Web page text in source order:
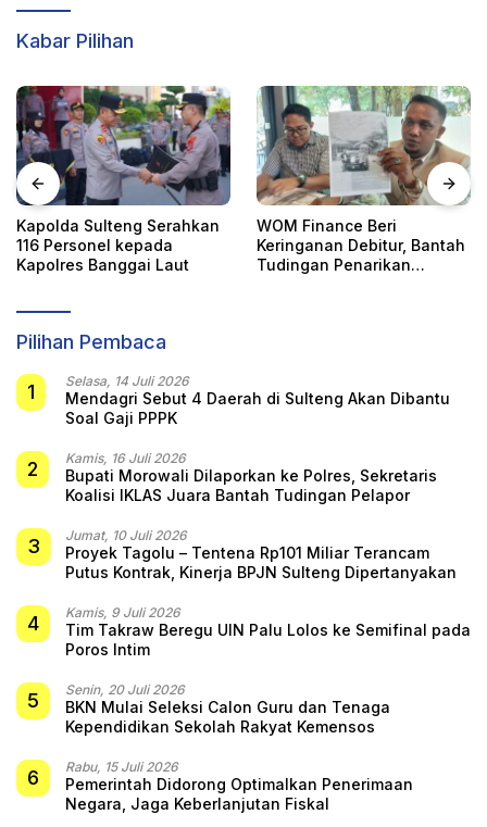
Kabar Pilihan
Serahkan
kepada
Laut
WOM Finance Beri
Keringanan Debitur, Bantah
Tudingan Penarikan
Pencabutan
Rumah
Ajukan
Pilihan Pembaca
1 Selasa, 14 Juli 2026
Mendagri Sebut 4 Daerah di Sulteng Akan Dibantu
Soal Gaji PPPK
2 Kamis, 16 Juli 2026
Bupati Morowali Dilaporkan ke Polres, Sekretaris
Koalisi IKLAS Juara Bantah Tudingan Pelapor
3 Jumat, 10 Juli 2026
Proyek Tagolu – Tentena Rp101 Miliar Terancam
Putus Kontrak, Kinerja BPJN Sulteng Dipertanyakan
4 Kamis, 9 Juli 2026
Tim Takraw Beregu UIN Palu Lolos ke Semifinal pada
Poros Intim
5 Senin, 20 Juli 2026
BKN Mulai Seleksi Calon Guru dan Tenaga
Kependidikan Sekolah Rakyat Kemensos
6 Rabu, 15 Juli 2026
Pemerintah Didorong Optimalkan Penerimaan
Negara, Jaga Keberlanjutan Fiskal